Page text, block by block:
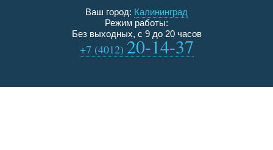
Ваш город: Калининград
Режим работы:
Без выходных, с 9 до 20 часов
+7 (4012) 20-14-37